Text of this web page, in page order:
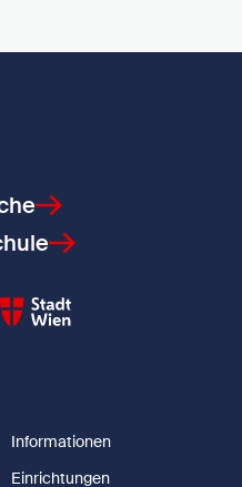
Informationen
Einrichtungen